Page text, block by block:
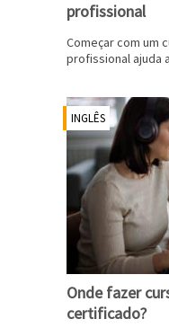
profissional
Começar com um
profissional ajuda
INGLÊS
Onde fazer
certificado?